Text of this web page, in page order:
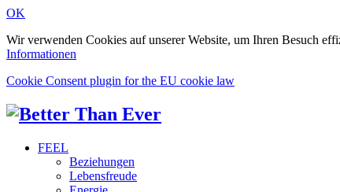
OK
Wir verwenden Cookies auf unserer Website, um Ihren Besuch
Informationen
Cookie Consent plugin for the EU cookie law
FEEL
Beziehungen
Lebensfreude